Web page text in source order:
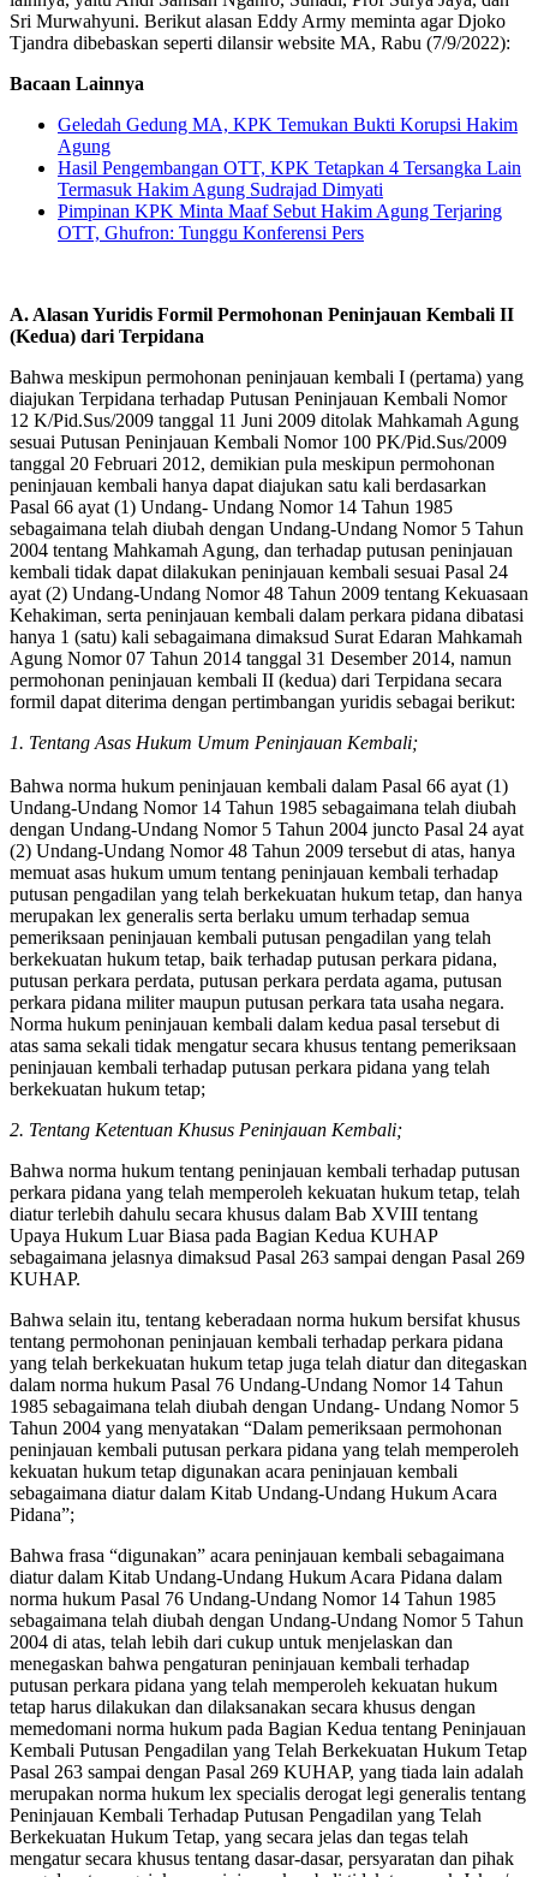
Sri Murwahyuni. Berikut alasan Eddy Army meminta agar Djoko
Tjandra dibebaskan seperti dilansir website MA, Rabu (7/9/2022):
Bacaan Lainnya
Geledah Gedung MA, KPK Temukan Bukti Korupsi Hakim
Agung
Hasil Pengembangan OTT, KPK Tetapkan 4 Tersangka Lain
Termasuk Hakim Agung Sudrajad Dimyati
Pimpinan KPK Minta Maaf Sebut Hakim Agung Terjaring
OTT, Ghufron: Tunggu Konferensi Pers
A. Alasan Yuridis Formil Permohonan Peninjauan Kembali II
(Kedua) dari Terpidana
Bahwa meskipun permohonan peninjauan kembali I (pertama) yang
diajukan Terpidana terhadap Putusan Peninjauan Kembali Nomor
12 K/Pid.Sus/2009 tanggal 11 Juni 2009 ditolak Mahkamah Agung
sesuai Putusan Peninjauan Kembali Nomor 100 PK/Pid.Sus/2009
tanggal 20 Februari 2012, demikian pula meskipun permohonan
peninjauan kembali hanya dapat diajukan satu kali berdasarkan
Pasal 66 ayat (1) Undang- Undang Nomor 14 Tahun 1985
sebagaimana telah diubah dengan Undang-Undang Nomor 5 Tahun
2004 tentang Mahkamah Agung, dan terhadap putusan peninjauan
kembali tidak dapat dilakukan peninjauan kembali sesuai Pasal 24
ayat (2) Undang-Undang Nomor 48 Tahun 2009 tentang Kekuasaan
Kehakiman, serta peninjauan kembali dalam perkara pidana dibatasi
hanya 1 (satu) kali sebagaimana dimaksud Surat Edaran Mahkamah
Agung Nomor 07 Tahun 2014 tanggal 31 Desember 2014, namun
permohonan peninjauan kembali II (kedua) dari Terpidana secara
formil dapat diterima dengan pertimbangan yuridis sebagai berikut:
1. Tentang Asas Hukum Umum Peninjauan Kembali;
Bahwa norma hukum peninjauan kembali dalam Pasal 66 ayat (1)
Undang-Undang Nomor 14 Tahun 1985 sebagaimana telah diubah
dengan Undang-Undang Nomor 5 Tahun 2004 juncto Pasal 24 ayat
(2) Undang-Undang Nomor 48 Tahun 2009 tersebut di atas, hanya
memuat asas hukum umum tentang peninjauan kembali terhadap
putusan pengadilan yang telah berkekuatan hukum tetap, dan hanya
merupakan lex generalis serta berlaku umum terhadap semua
pemeriksaan peninjauan kembali putusan pengadilan yang telah
berkekuatan hukum tetap, baik terhadap putusan perkara pidana,
putusan perkara perdata, putusan perkara perdata agama, putusan
perkara pidana militer maupun putusan perkara tata usaha negara.
Norma hukum peninjauan kembali dalam kedua pasal tersebut di
atas sama sekali tidak mengatur secara khusus tentang pemeriksaan
peninjauan kembali terhadap putusan perkara pidana yang telah
berkekuatan hukum tetap;
2. Tentang Ketentuan Khusus Peninjauan Kembali;
Bahwa norma hukum tentang peninjauan kembali terhadap putusan
perkara pidana yang telah memperoleh kekuatan hukum tetap, telah
diatur terlebih dahulu secara khusus dalam Bab XVIII tentang
Upaya Hukum Luar Biasa pada Bagian Kedua KUHAP
sebagaimana jelasnya dimaksud Pasal 263 sampai dengan Pasal 269
KUHAP.
Bahwa selain itu, tentang keberadaan norma hukum bersifat khusus
tentang permohonan peninjauan kembali terhadap perkara pidana
yang telah berkekuatan hukum tetap juga telah diatur dan ditegaskan
dalam norma hukum Pasal 76 Undang-Undang Nomor 14 Tahun
1985 sebagaimana telah diubah dengan Undang- Undang Nomor 5
Tahun 2004 yang menyatakan “Dalam pemeriksaan permohonan
peninjauan kembali putusan perkara pidana yang telah memperoleh
kekuatan hukum tetap digunakan acara peninjauan kembali
sebagaimana diatur dalam Kitab Undang-Undang Hukum Acara
Pidana”;
Bahwa frasa “digunakan” acara peninjauan kembali sebagaimana
diatur dalam Kitab Undang-Undang Hukum Acara Pidana dalam
norma hukum Pasal 76 Undang-Undang Nomor 14 Tahun 1985
sebagaimana telah diubah dengan Undang-Undang Nomor 5 Tahun
2004 di atas, telah lebih dari cukup untuk menjelaskan dan
menegaskan bahwa pengaturan peninjauan kembali terhadap
putusan perkara pidana yang telah memperoleh kekuatan hukum
tetap harus dilakukan dan dilaksanakan secara khusus dengan
memedomani norma hukum pada Bagian Kedua tentang Peninjauan
Kembali Putusan Pengadilan yang Telah Berkekuatan Hukum Tetap
Pasal 263 sampai dengan Pasal 269 KUHAP, yang tiada lain adalah
merupakan norma hukum lex specialis derogat legi generalis tentang
Peninjauan Kembali Terhadap Putusan Pengadilan yang Telah
Berkekuatan Hukum Tetap, yang secara jelas dan tegas telah
mengatur secara khusus tentang dasar-dasar, persyaratan dan pihak